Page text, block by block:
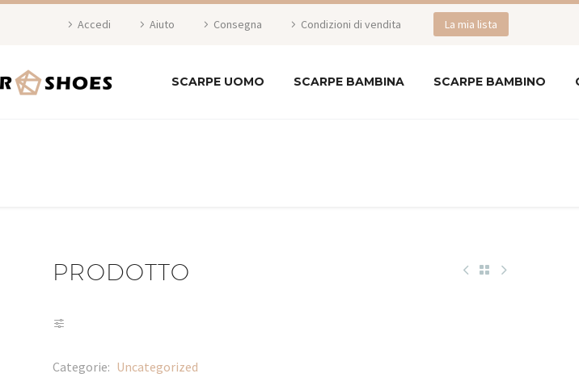
Accedi Aiuto Consegna Condizioni di vendita La mia lista
SCARPE UOMO SCARPE BAMBINA SCARPE BAMBINO
PRODOTTO
Categorie: Uncategorized